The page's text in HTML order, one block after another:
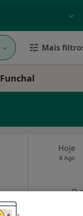
Mais
Hoje
8 Ago
O